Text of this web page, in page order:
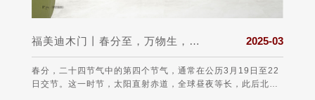
福美迪木门丨春分至，万物生，希望与美好同在! 2025-03
春分，二十四节气中的第四个节气，通常在公历3月19日至22
日交节。这一时节，太阳直射赤道，全球昼夜等长，此后北半